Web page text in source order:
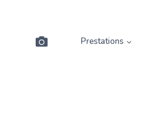
Prestations